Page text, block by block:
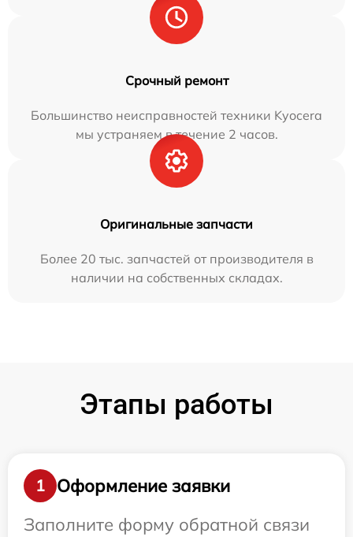
Срочный ремонт
Большинство неисправностей техники Kyocera
мы устраняем в течение 2 часов.
Оригинальные запчасти
Более 20 тыс. запчастей от производителя в
наличии на собственных складах.
Этапы работы
1
Оформление заявки
Заполните форму обратной связи